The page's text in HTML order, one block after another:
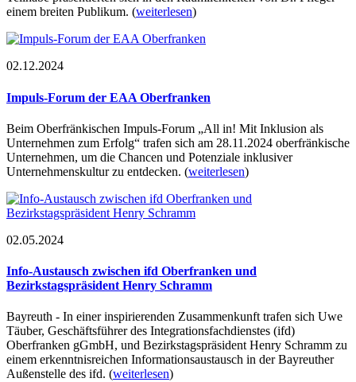
einem breiten Publikum. (weiterlesen)
02.12.2024
Impuls-Forum der EAA Oberfranken
Beim Oberfränkischen Impuls-Forum „All in! Mit Inklusion als
Unternehmen zum Erfolg“ trafen sich am 28.11.2024 oberfränkische
Unternehmen, um die Chancen und Potenziale inklusiver
Unternehmenskultur zu entdecken. (weiterlesen)
02.05.2024
Info-Austausch zwischen ifd Oberfranken und
Bezirkstagspräsident Henry Schramm
Bayreuth - In einer inspirierenden Zusammenkunft trafen sich Uwe
Täuber, Geschäftsführer des Integrationsfachdienstes (ifd)
Oberfranken gGmbH, und Bezirkstagspräsident Henry Schramm zu
einem erkenntnisreichen Informationsaustausch in der Bayreuther
Außenstelle des ifd. (weiterlesen)